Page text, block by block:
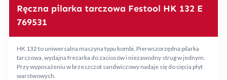
Ręczna pilarka tarczowa Festool HK 132 E
769531
HK 132 to uniwersalna maszyna typu kombi. Pierwszorzędna pilarka
tarczowa, wydajna frezarka do zaciosów i niezawodny strug w jednym.
Przy wyposażeniu w brzeszczot sandwiczowy nadaje się do cięcia płyt
warstwowych.